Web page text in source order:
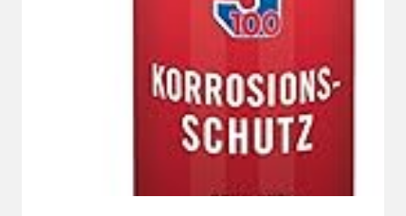
UNTERBODEN
VON
AUTOS,
SCHWAR…